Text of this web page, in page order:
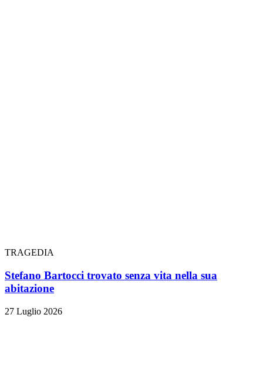
TRAGEDIA
Stefano Bartocci trovato senza vita nella sua
abitazione
27 Luglio 2026